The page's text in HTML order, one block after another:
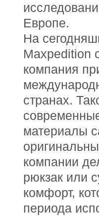
Европе.
На
Maxpedition
компания
странах.
материалы
компании
рюкзак или
комфорт,
периода